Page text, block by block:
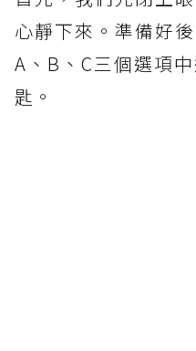
心靜下來。準備好
A、B、C三個選項
匙。